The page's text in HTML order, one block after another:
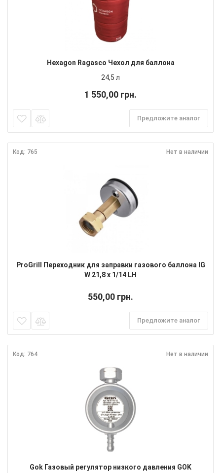
Hexagon Ragasco Чехол для баллона
24,5 л
1 550,00 грн.
Предложите аналог
Код: 765 Нет в наличии
ProGrill Переходник для заправки газового баллона IG
W 21,8 x 1/14 LH
550,00 грн.
Предложите аналог
Код: 764 Нет в наличии
Gok Газовый регулятор низкого давления GOK